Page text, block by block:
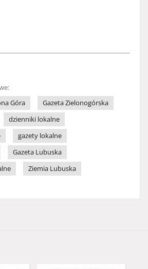
Góra
Gazeta Zielonogórska
dzienniki lokalne
gazety lokalne
Gazeta Lubuska
Ziemia Lubuska